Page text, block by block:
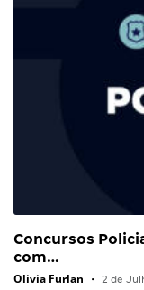
Concursos
com…
Olivia Furlan • 2 de